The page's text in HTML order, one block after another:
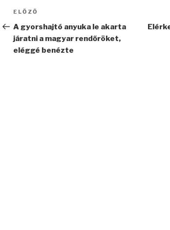
Bejegyzés
navigáció
Korábbi
bejegyzés
ELŐZŐ
A gyorshajtó anyuka le akarta
járatni a magyar rendőröket,
eléggé benézte